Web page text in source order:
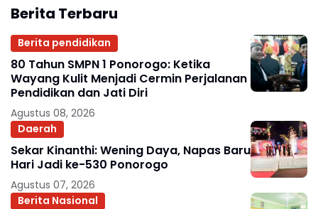
Berita Terbaru
Berita pendidikan
80 Tahun SMPN 1 Ponorogo: Ketika
Wayang Kulit Menjadi Cermin Perjalanan
Pendidikan dan Jati Diri
Agustus 08, 2026
Daerah
Sekar Kinanthi: Wening Daya, Napas Baru
Hari Jadi ke-530 Ponorogo
Agustus 07, 2026
Berita Nasional